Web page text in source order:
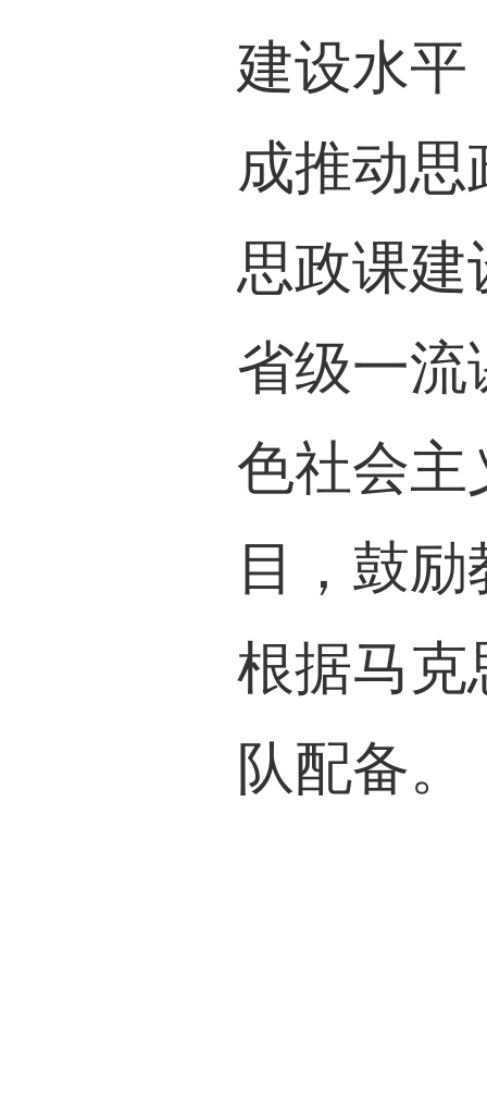
建设水平
成推动思
思政课建
省级一流
色社会主
目，鼓
根据马克
队配备。